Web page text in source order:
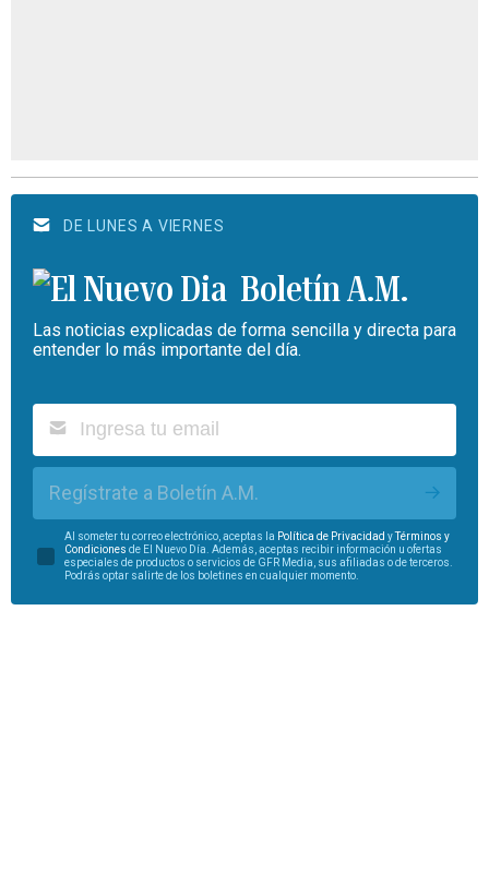
DE LUNES A VIERNES
Boletín A.M.
Las noticias explicadas de forma sencilla y directa para
entender lo más importante del día.
Regístrate a Boletín A.M.
Al someter tu correo electrónico, aceptas la Política de Privacidad yTérminos y
Condiciones de El Nuevo Día. Además, aceptas recibir información u ofertas
especiales de productos o servicios de GFR Media, sus afiliadas o de terceros.
Podrás optar salirte de los boletines en cualquier momento.